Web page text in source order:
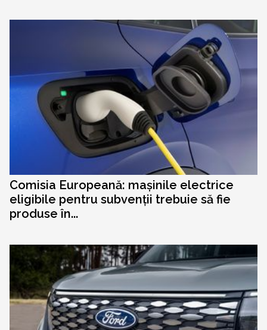
Comisia Europeană: mașinile electrice
eligibile pentru subvenții trebuie să fie
produse în...